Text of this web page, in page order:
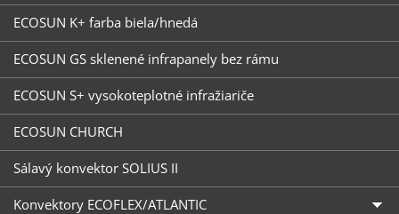
ECOSUN K+ farba biela/hnedá
ECOSUN GS sklenené infrapanely bez rámu
ECOSUN S+ vysokoteplotné infražiariče
ECOSUN CHURCH
Sálavý konvektor SOLIUS II
Konvektory ECOFLEX/ATLANTIC